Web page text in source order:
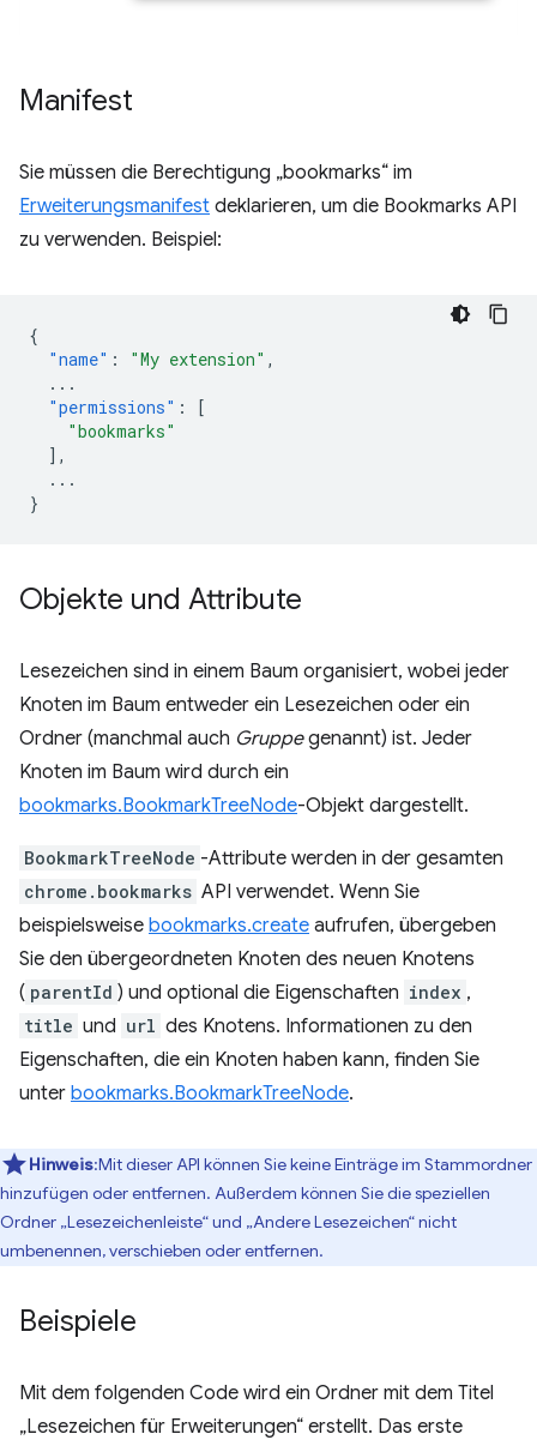
Manifest
Sie müssen die Berechtigung „bookmarks“ im
Erweiterungsmanifest deklarieren, um die Bookmarks API
zu verwenden. Beispiel:
{
"name" : "My extension" ,
...
"permissions" :
[
"bookmarks"
],
...
}
Objekte und Attribute
Lesezeichen sind in einem Baum organisiert, wobei jeder
Knoten im Baum entweder ein Lesezeichen oder ein
Ordner (manchmal auch Gruppegenannt) ist. Jeder
Knoten im Baum wird durch ein
bookmarks.BookmarkTreeNode-Objekt dargestellt.
BookmarkTreeNode -Attribute werden in der gesamten
chrome.bookmarks API verwendet. Wenn Sie
beispielsweise bookmarks.create aufrufen, übergeben
Sie den übergeordneten Knoten des neuen Knotens
( parentId ) und optional die Eigenschaften index ,
title und url des Knotens. Informationen zu den
Eigenschaften, die ein Knoten haben kann, finden Sie
unter bookmarks.BookmarkTreeNode.
Hinweis:Mit dieser API können Sie keine Einträge im Stammordner
hinzufügen oder entfernen. Außerdem können Sie die speziellen
Ordner „Lesezeichenleiste“ und „Andere Lesezeichen“ nicht
umbenennen, verschieben oder entfernen.
Beispiele
Mit dem folgenden Code wird ein Ordner mit dem Titel
„Lesezeichen für Erweiterungen“ erstellt. Das erste